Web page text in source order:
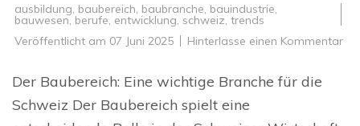
ausbildung baubereich baubranche bauindustrie
bauwesen, berufe entwicklung schweiz trends
Veröffentlicht am 07 Juni 2025 Hinterlasse einen Kommentarzu
Der Baubereich: Eine wichtige Branche für die
Schweiz Der Baubereich spielt eine